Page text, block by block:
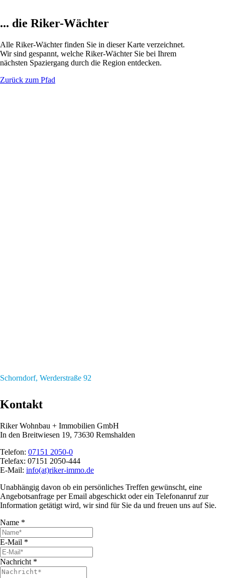
... die Riker-Wächter
Alle Riker-Wächter finden Sie in dieser Karte verzeichnet.
Wir sind gespannt, welche Riker-Wächter Sie bei Ihrem
nächsten Spaziergang durch die Region entdecken.
Zurück zum Pfad
Schorndorf, Werderstraße 92
Kontakt
Riker Wohnbau + Immobilien GmbH
In den Breitwiesen 19, 73630 Remshalden
Telefon: 07151 2050-0
Telefax: 07151 2050-444
E-Mail: info(at)riker-immo.de
Unabhängig davon ob ein persönliches Treffen gewünscht, eine
Angebotsanfrage per Email abgeschickt oder ein Telefonanruf zur
Information getätigt wird, wir sind für Sie da und freuen uns auf Sie.
Name *
E-Mail *
Nachricht *